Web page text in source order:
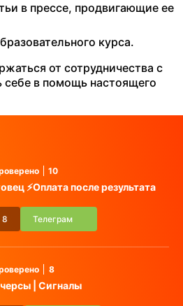
в прессе, продвигающие ее
курса.
от сотрудничества с
себе в помощь настоящего
10
⚡️Оплата после результата
8 Телеграм
8
| Сигналы